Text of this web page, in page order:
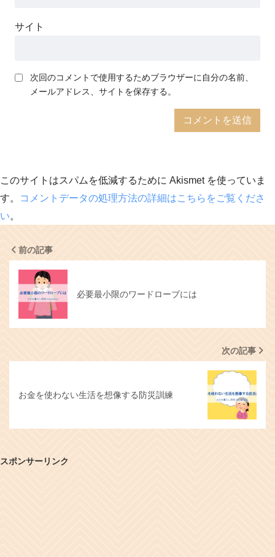
サイト
次回のコメントで使用するためブラウザーに自分の名前、
メールアドレス、サイトを保存する。
このサイトはスパムを低減するために Akismet を使っていま
す。
コメントデータの処理方法の詳細はこちらをご覧くださ
い。
前の記事
必要最小限のワードローブには
次の記事
お金を使わない生活を想像する防災訓練
スポンサーリンク